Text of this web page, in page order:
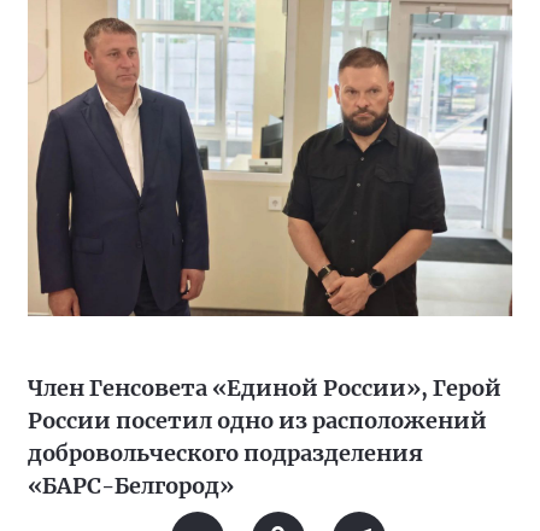
Член Генсовета «Единой России», Герой
России посетил одно из расположений
добровольческого подразделения
«БАРС-Белгород»